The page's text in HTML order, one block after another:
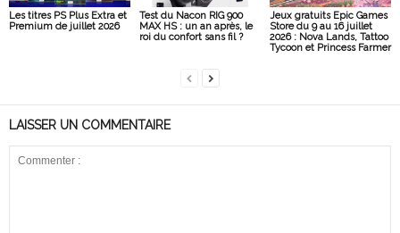
Les titres PS Plus Extra et
Premium de juillet 2026
Test du Nacon RIG 900
MAX HS : un an après, le
roi du confort sans fil ?
Jeux gratuits Epic Games
Store du 9 au 16 juillet
2026 : Nova Lands, Tattoo
Tycoon et Princess Farmer
LAISSER UN COMMENTAIRE